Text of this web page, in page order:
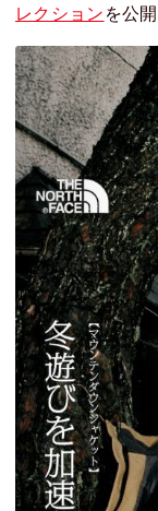
レクションを公開